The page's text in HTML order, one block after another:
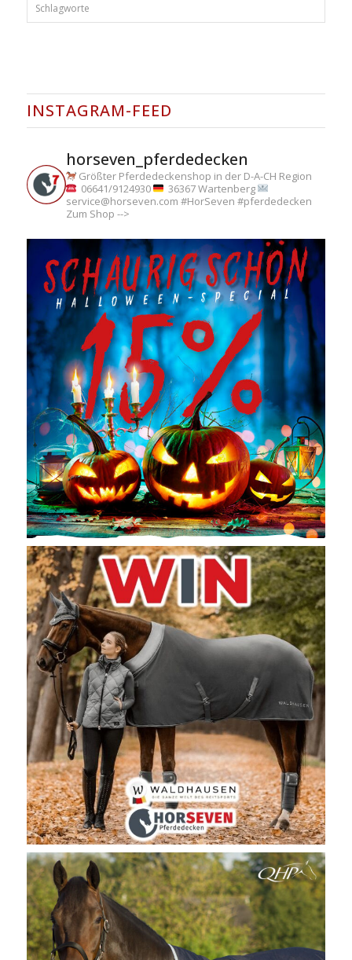
Schlagworte
INSTAGRAM-FEED
horseven_pferdedecken
Größter Pferdedeckenshop in der D-A-CH Region
06641/9124930
36367 Wartenberg
service@horseven.com #HorSeven #pferdedecken
Zum Shop -->